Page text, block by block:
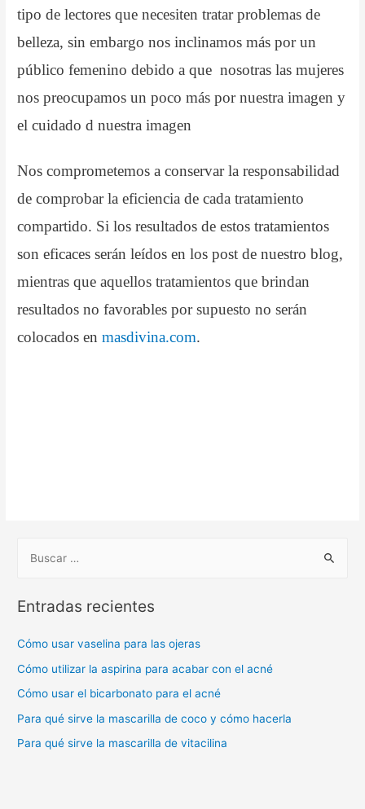
tipo de lectores que necesiten tratar problemas de
belleza, sin embargo nos inclinamos más por un
público femenino debido a que nosotras las mujeres
nos preocupamos un poco más por nuestra imagen y
el cuidado d nuestra imagen
Nos comprometemos a conservar la responsabilidad
de comprobar la eficiencia de cada tratamiento
compartido. Si los resultados de estos tratamientos
son eficaces serán leídos en los post de nuestro blog,
mientras que aquellos tratamientos que brindan
resultados no favorables por supuesto no serán
colocados enmasdivina.com.
c
Entradas recientes
Cómo usar vaselina para las ojeras
Cómo utilizar la aspirina para acabar con el acné
Cómo usar el bicarbonato para el acné
Para qué sirve la mascarilla de coco y cómo hacerla
Para qué sirve la mascarilla de vitacilina